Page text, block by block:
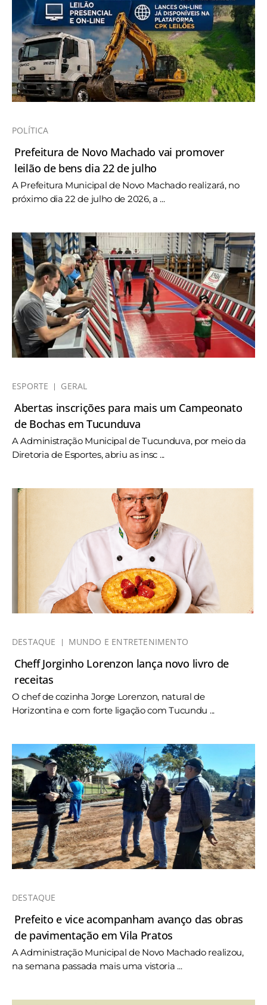
POLÍTICA
Prefeitura de Novo Machado vai promover
leilão de bens dia 22 de julho
A Prefeitura Municipal de Novo Machado realizará, no
próximo dia 22 de julho de 2026, a ...
ESPORTE GERAL
Abertas inscrições para mais um Campeonato
de Bochas em Tucunduva
A Administração Municipal de Tucunduva, por meio da
Diretoria de Esportes, abriu as insc ...
DESTAQUE MUNDO E ENTRETENIMENTO
Cheff Jorginho Lorenzon lança novo livro de
receitas
O chef de cozinha Jorge Lorenzon, natural de
Horizontina e com forte ligação com Tucundu ...
DESTAQUE
Prefeito e vice acompanham avanço das obras
de pavimentação em Vila Pratos
A Administração Municipal de Novo Machado realizou,
na semana passada mais uma vistoria ...